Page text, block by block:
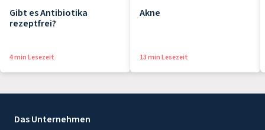
Gibt es Antibiotika
rezeptfrei?
4 min Lesezeit
Akne
13 min Lesezeit
Das Unternehmen